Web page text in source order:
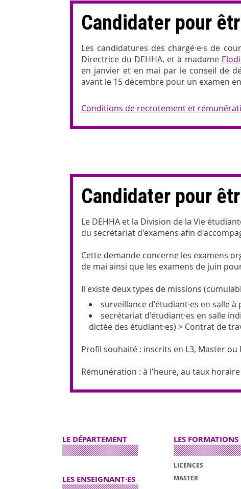
Candidater pour
Les candidatures des chargé·e·s de
Directrice du DEHHA, et à madame E
en janvier et en mai par le conseil de
avant le 15 décembre pour un examen
Conditions de recrutement et
Candidater pour
Le DEHHA et la Division de la Vie
du secrétariat d'examens afin
Cette demande concerne les examens o
de mai ainsi que les examens de juin
Il existe deux types de missions
surveillance d'étudiant·es en salle à
secrétariat d'étudiant·es en salle
dictée des étudiant·es) > Contrat de
Profil souhaité : inscrits en L3, Master
Rémunération : à l'heure, au taux
LE DÉPARTEMENT
LES ENSEIGNANT·ES
LES FORMATIONS
LICENCES
MASTER